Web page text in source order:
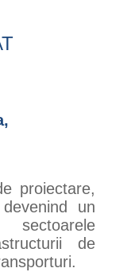
proiectare,
un
de